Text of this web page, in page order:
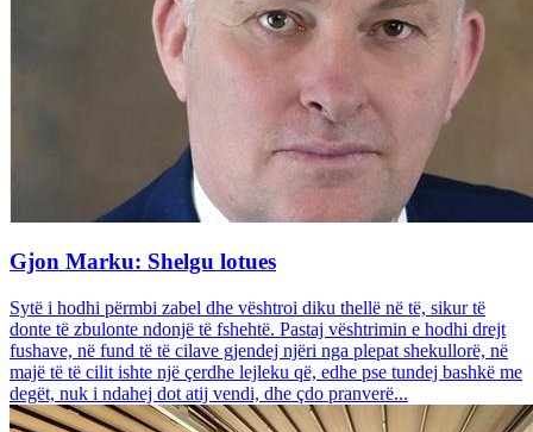
Gjon Marku: Shelgu lotues
Sytë i hodhi përmbi zabel dhe vështroi diku thellë në të, sikur të
donte të zbulonte ndonjë të fshehtë. Pastaj vështrimin e hodhi drejt
fushave, në fund të të cilave gjendej njëri nga plepat shekullorë, në
majë të të cilit ishte një çerdhe lejleku që, edhe pse tundej bashkë me
degët, nuk i ndahej dot atij vendi, dhe çdo pranverë...